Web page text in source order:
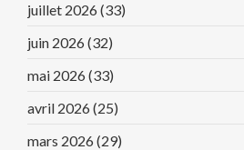
juillet 2026 (33)
juin 2026 (32)
mai 2026 (33)
avril 2026 (25)
mars 2026 (29)